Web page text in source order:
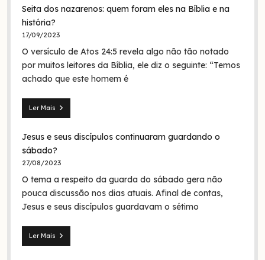
O
batismo
de
era
em
nome
Seita dos nazarenos: quem foram eles na Bíblia e na
história?
17/09/2023
O versículo de Atos 24:5 revela algo não tão notado
por muitos leitores da Bíblia, ele diz o seguinte: “Temos
achado que este homem é
Ler Mais
Seita
nazarenos:
quem
foram
na
Bíblia
Jesus e seus discípulos continuaram guardando o
sábado?
27/08/2023
O tema a respeito da guarda do sábado gera não
pouca discussão nos dias atuais. Afinal de contas,
Jesus e seus discípulos guardavam o sétimo
Ler Mais
Jesus